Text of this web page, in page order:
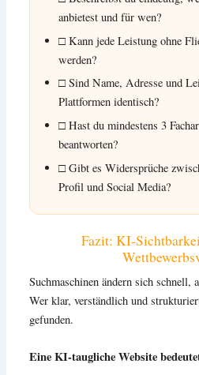
anbietest und für wen?
□ Kann jede Leistung ohne
werden?
□ Sind Name, Adresse und
Plattformen identisch?
□ Hast du mindestens 3
beantworten?
□ Gibt es Widersprüche
Profil und Social Media?
Fazit: KI-
Suchmaschinen ändern sich schnell,
Wer klar, verständlich und
gefunden.
Eine KI-taugliche Website